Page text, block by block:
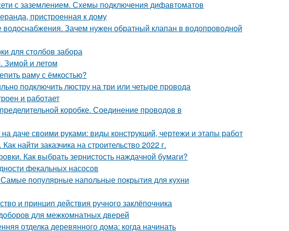
с заземлением. Схемы подключения дифавтоматов
пристроенная к дому
Зачем нужен обратный клапан в водопроводной
для столбов забора
Зимой и летом
раму с ёмкостью?
подключить люстру на три или четыре провода
и работает
коробке. Соединение проводов в
даче своими руками: виды конструкций, чертежи и этапы работ
найти заказчика на строительство 2022 г.
Как выбрать зернистость наждачной бумаги?
фекальных насосов
популярные напольные покрытия для кухни
и принцип действия ручного заклёпочника
для межкомнатных дверей
отделка деревянного дома: когда начинать